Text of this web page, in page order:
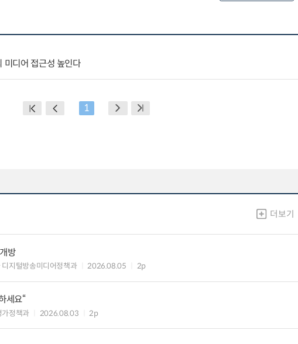
미디어 접근성 높인다
1
더보기
방
지털방송미디어정책과 2026.08.05 2p
세요“
가정책과 2026.08.03 2p